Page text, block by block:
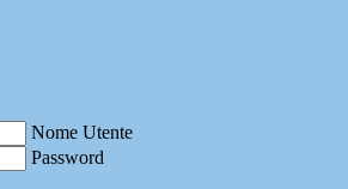
Nome Utente
Password